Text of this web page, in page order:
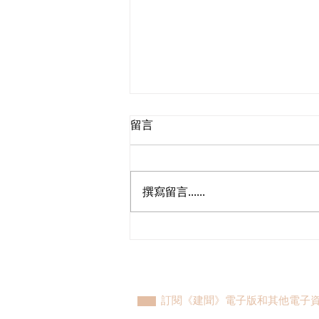
留言
撰寫留言......
訂閱《建聞》電子版和其他電子